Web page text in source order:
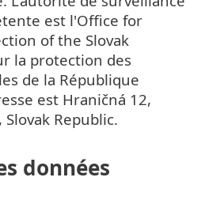
est l'Office for
of the Slovak
la protection des
de la République
est Hraničná 12,
Republic.
données